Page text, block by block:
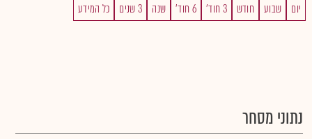
יום שבוע חודש 3 חוד' 6 חוד' שנה 3 שנים כל המידע
נתוני מסחר